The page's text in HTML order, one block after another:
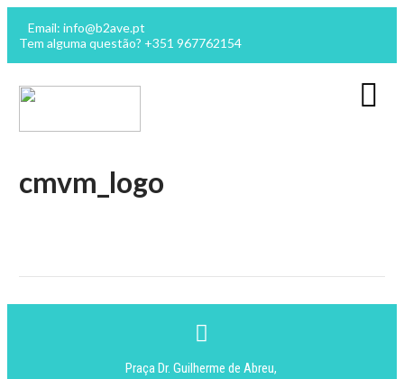
Email: info@b2ave.pt
Tem alguma questão? +351 967762154
cmvm_logo
Praça Dr. Guilherme de Abreu,